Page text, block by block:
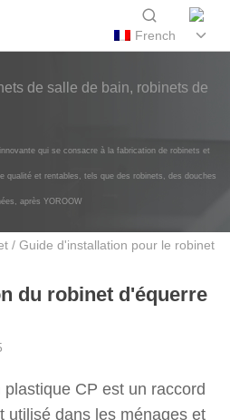
French
de salle de bain, robinets de
qui se consacre à la fabrication de robinets et
qualité et rentables, tels que des robinets, des douches
après YOROOW
/ Guide d'installation pour le robinet
du robinet d'équerre
CP est un raccord
utilisé dans les ménages et